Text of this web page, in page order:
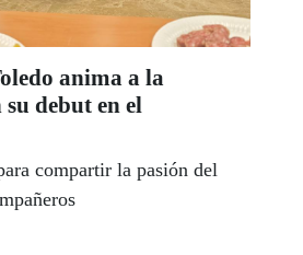
anima a la
su debut en el
compartir la pasión del